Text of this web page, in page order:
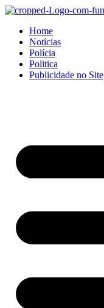
Home
Notícias
Polícia
Politica
Publicidade no Site